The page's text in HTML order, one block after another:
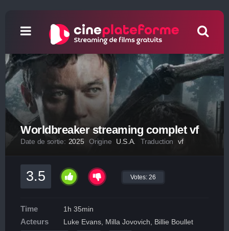
Worldbreaker streaming complet vf
Date de sortie: 2025 Origine U.S.A. Traduction vf
3.5 Votes: 26
Time 1h 35min
Acteurs Luke Evans, Milla Jovovich, Billie Boullet